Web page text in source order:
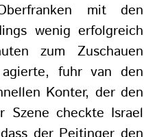
mit den
wenig erfolgreich
zum Zuschauen
fuhr van den
Konter, der den
checkte Israel